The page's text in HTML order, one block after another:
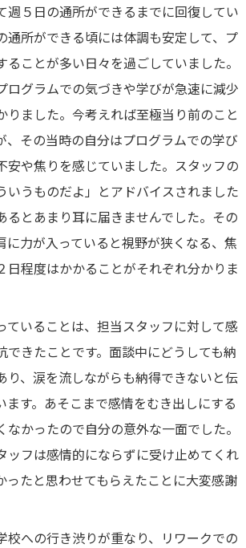
週５日の通所ができるまでに回復してい
通所ができる頃には体調も安定して、プ
ることが多い日々を過ごしていました。
ログラムでの気づきや学びが急速に減少
りました。今考えれば至極当り前のこと
、その当時の自分はプログラムでの学び
安や焦りを感じていました。スタッフの
いうものだよ」とアドバイスされました
るとあまり耳に届きませんでした。その
に力が入っていると視野が狭くなる、焦
日程度はかかることがそれぞれ分かりま
ていることは、担当スタッフに対して感
できたことです。面談中にどうしても納
り、涙を流しながらも納得できないと伝
ます。あそこまで感情をむき出しにする
なかったので自分の意外な一面でした。
ッフは感情的にならずに受け止めてくれ
ったと思わせてもらえたことに大変感謝
校への行き渋りが重なり、リワークでの